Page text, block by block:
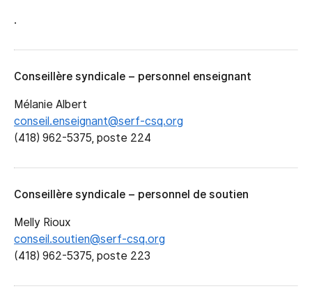
.
Conseillère syndicale – personnel enseignant
Mélanie Albert
conseil.enseignant@serf-csq.org
(418) 962-5375, poste 224
Conseillère syndicale – personnel de soutien
Melly Rioux
conseil.soutien@serf-csq.org
(418) 962-5375, poste 223